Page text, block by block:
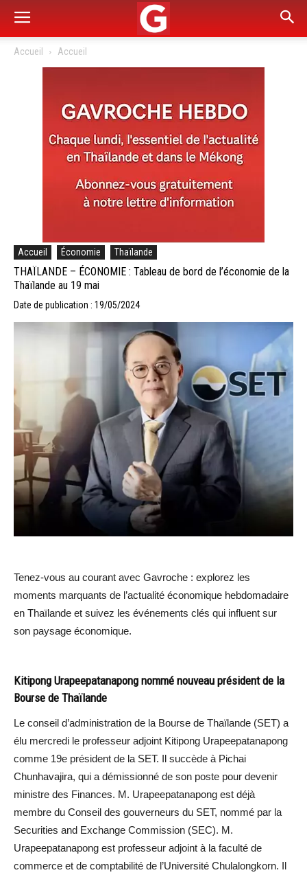
Accueil Accueil
Accueil Économie Thaïlande
THAÏLANDE – ÉCONOMIE : Tableau de bord de l’économie de la
Thaïlande au 19 mai
Date de publication : 19/05/2024
Tenez-vous au courant avec Gavroche : explorez les
moments marquants de l’actualité économique hebdomadaire
en Thaïlande et suivez les événements clés qui influent sur
son paysage économique.
Kitipong Urapeepatanapong nommé nouveau président de la
Bourse de Thaïlande
Le conseil d’administration de la Bourse de Thaïlande (SET) a
élu mercredi le professeur adjoint Kitipong Urapeepatanapong
comme 19e président de la SET. Il succède à Pichai
Chunhavajira, qui a démissionné de son poste pour devenir
ministre des Finances. M. Urapeepatanapong est déjà
membre du Conseil des gouverneurs du SET, nommé par la
Securities and Exchange Commission (SEC). M.
Urapeepatanapong est professeur adjoint à la faculté de
commerce et de comptabilité de l’Université Chulalongkorn. Il